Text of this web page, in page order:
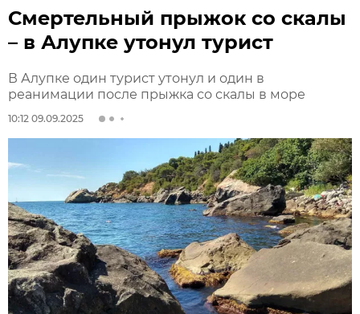
Смертельный прыжок со скалы
– в Алупке утонул турист
В Алупке один турист утонул и один в
реанимации после прыжка со скалы в море
10:12 09.09.2025